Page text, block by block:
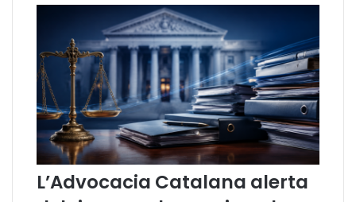
o
e
l
d
l
A
d
i
C
a
r
v
a
n
a
M
u
s
L’Advocacia Catalana alerta